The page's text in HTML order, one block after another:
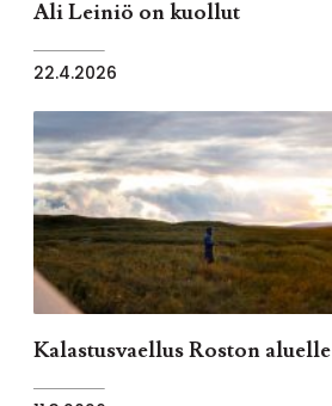
Ali Leiniö on kuollut
22.4.2026
Kalastusvaellus Roston aluelle